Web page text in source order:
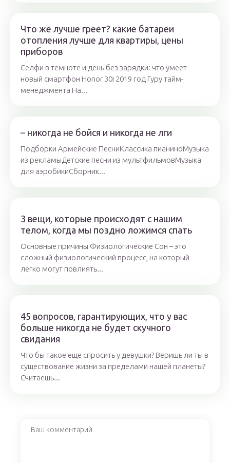
Что же лучше греет? какие батареи
отопления лучше для квартиры, цены
приборов
Селфи в темноте и день без зарядки: что умеет
новый смартфон Honor 30i 2019 год Гуру тайм-
менеджмента На...
– никогда не бойся и никогда не лги
Подборки Армейские ПесниКлассика пианиноМузыка
из рекламыДетские песни из мультфильмовМузыка
для аэробикиСборник...
3 вещи, которые происходят с нашим
телом, когда мы поздно ложимся спать
Основные причины Физиологические Сон – это
сложный физиологический процесс, на который
легко могут повлиять...
45 вопросов, гарантирующих, что у вас
больше никогда не будет скучного
свидания
Что бы такое еще спросить у девушки? Веришь ли ты в
существование жизни за пределами нашей планеты?
Считаешь...